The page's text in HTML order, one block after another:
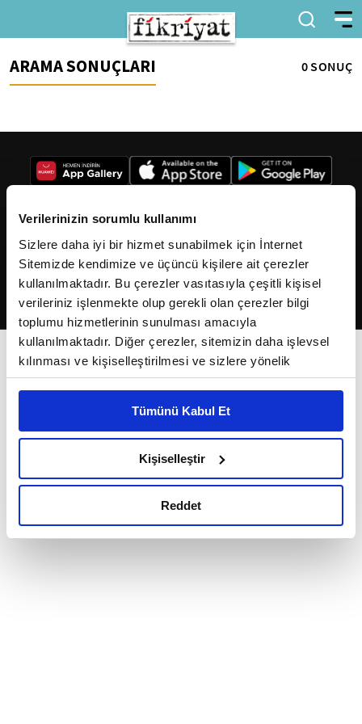
Verilerinizin sorumlu kullanımı
Sizlere daha iyi bir hizmet sunabilmek için İnternet
Sitemizde kendimize ve üçüncü kişilere ait çerezler
kullanılmaktadır. Bu çerezler vasıtasıyla çeşitli kişisel
verileriniz işlenmekte olup gerekli olan çerezler bilgi
toplumu hizmetlerinin sunulması amacıyla
kullanılmaktadır. Diğer çerezler, sitemizin daha işlevsel
kılınması ve kişiselleştirilmesi ve sizlere yönelik
reklam/pazarlama faaliyetlerinin yapılması, amaçlarıyla
Çerezlere ilişkin tercihlerinizi çerez paneli vasıtasıyla
belirleyebilirsiniz. Çerezlere ilişkin detaylı bilgi için
Ayarlar butonuna tıklayabilir,Çerez Bilgilendirme
Metnimizi ziyaret edebilirsiniz.
okumak ve sitemizi ziyaretiniz kapsamında
Tümünü Kabul Et
Kişiselleştir
Reddet
ARAMA SONUÇLARI 0 SONUÇ
2026Fikriyat. Tüm hakları saklıdır.